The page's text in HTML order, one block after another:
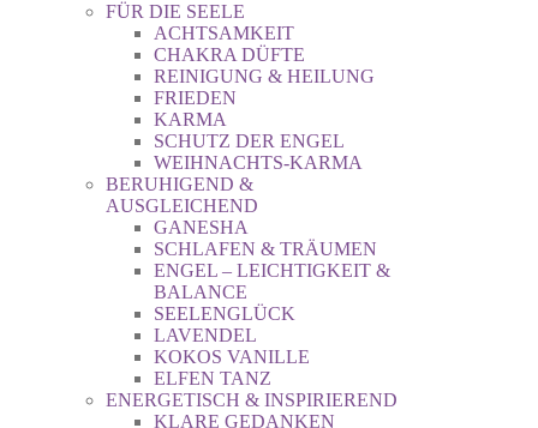
FÜR DIE SEELE
ACHTSAMKEIT
CHAKRA DÜFTE
REINIGUNG & HEILUNG
FRIEDEN
KARMA
SCHUTZ DER ENGEL
WEIHNACHTS-KARMA
BERUHIGEND &
AUSGLEICHEND
GANESHA
SCHLAFEN & TRÄUMEN
ENGEL – LEICHTIGKEIT &
BALANCE
SEELENGLÜCK
LAVENDEL
KOKOS VANILLE
ELFEN TANZ
ENERGETISCH & INSPIRIEREND
KLARE GEDANKEN